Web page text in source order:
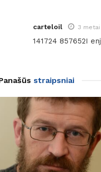
carteloil 3 metai
141724 857652I
straipsniai